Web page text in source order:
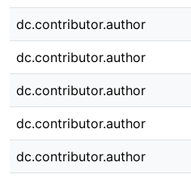
dc.contributor.author
dc.contributor.author
dc.contributor.author
dc.contributor.author
dc.contributor.author